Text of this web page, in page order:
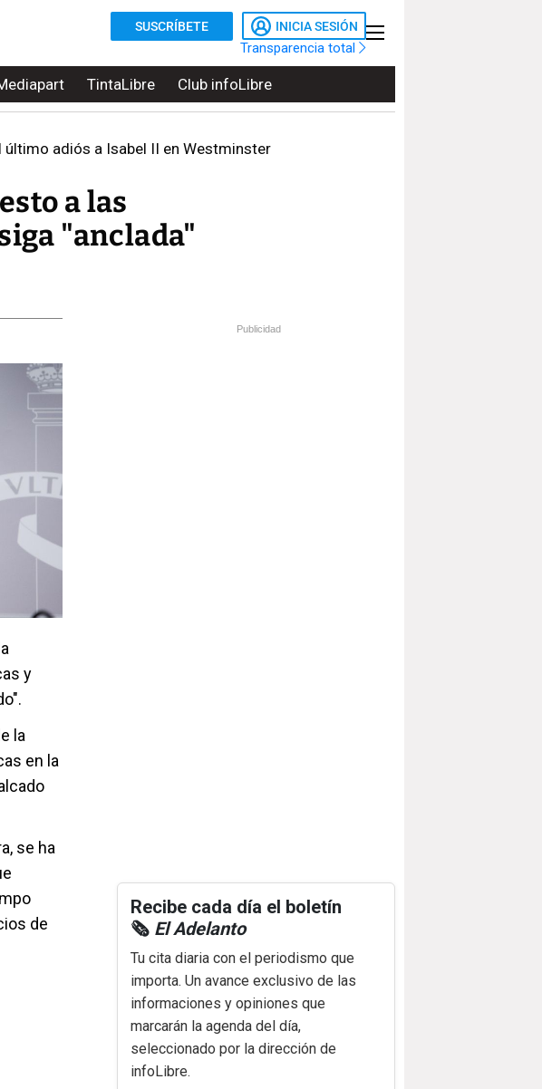
SUSCRÍBETE INICIA SESIÓN
Transparencia total
TintaLibre Club infoLibre
adiós a Isabel II en Westminster
a las
"anclada"
y
la
en la
se ha
de
Publicidad
Recibe cada día el boletín
🗞️ El Adelanto
Tu cita diaria con el periodismo que
importa. Un avance exclusivo de las
informaciones y opiniones que
marcarán la agenda del día,
seleccionado por la dirección de
infoLibre.